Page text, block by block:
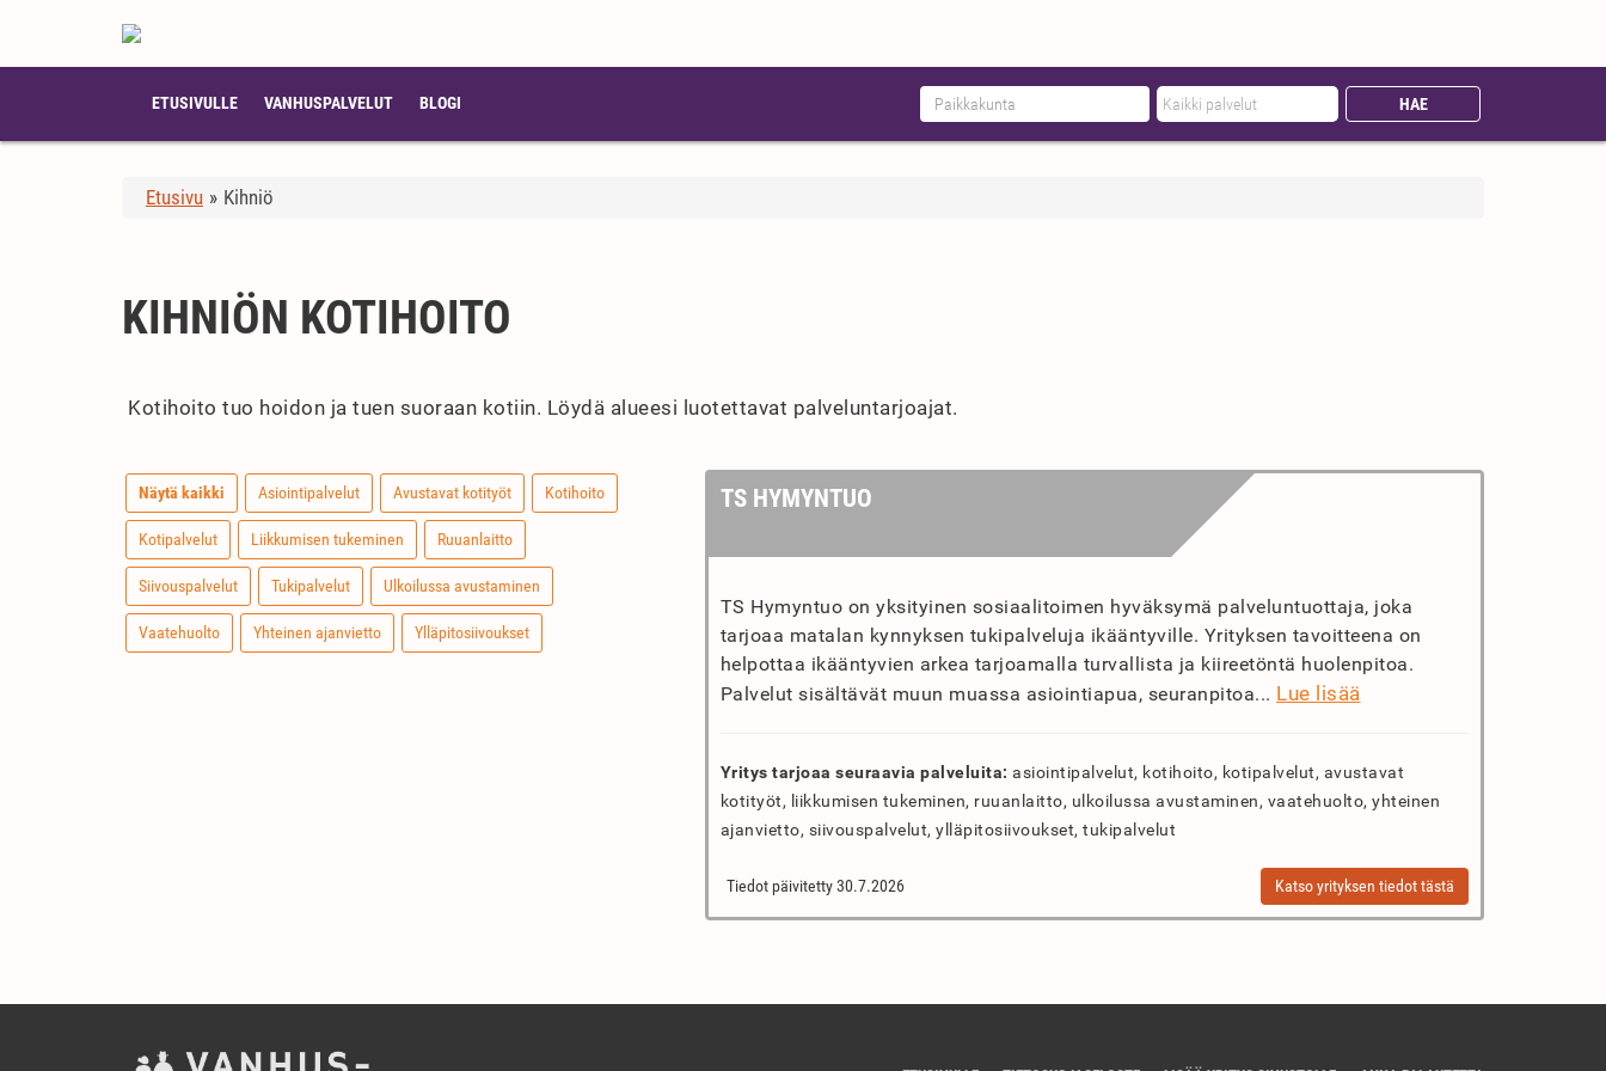
ETUSIVULLE VANHUSPALVELUT BLOGI
Etusivu » Kihniö
KIHNIÖN KOTIHOITO
Kotihoito tuo hoidon ja tuen suoraan kotiin. Löydä alueesi luotettavat palveluntarjoajat.
Näytä kaikki Asiointipalvelut Avustavat kotityöt Kotihoito
Kotipalvelut Liikkumisen tukeminen Ruuanlaitto
Siivouspalvelut Tukipalvelut Ulkoilussa avustaminen
Vaatehuolto Yhteinen ajanvietto Ylläpitosiivoukset
TS HYMYNTUO
TS Hymyntuo on yksityinen sosiaalitoimen hyväksymä palveluntuottaja, joka
tarjoaa matalan kynnyksen tukipalveluja ikääntyville. Yrityksen tavoitteena on
helpottaa ikääntyvien arkea tarjoamalla turvallista ja kiireetöntä huolenpitoa.
Palvelut sisältävät muun muassa asiointiapua, seuranpitoa... Lue lisää
Yritys tarjoaa seuraavia palveluita: asiointipalvelut, kotihoito, kotipalvelut, avustavat
kotityöt, liikkumisen tukeminen, ruuanlaitto, ulkoilussa avustaminen, vaatehuolto, yhteinen
ajanvietto, siivouspalvelut, ylläpitosiivoukset, tukipalvelut
Tiedot päivitetty 30.7.2026 Katso yrityksen tiedot tästä